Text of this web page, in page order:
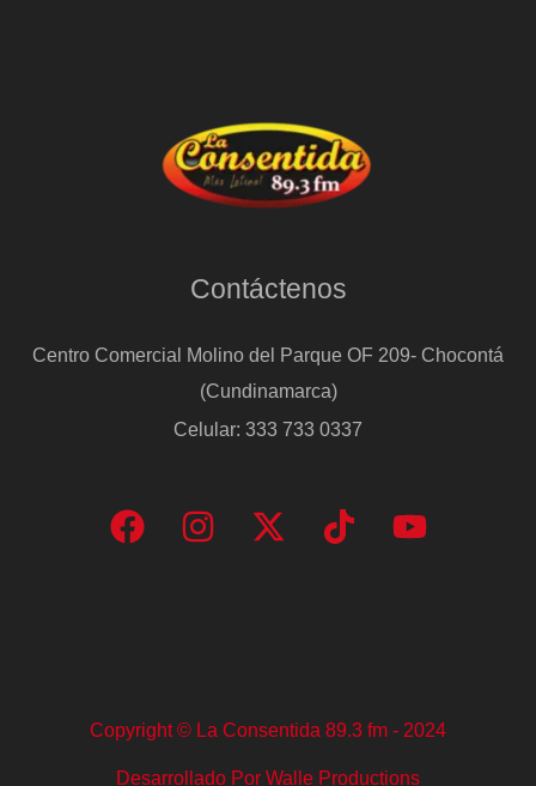
Contáctenos
Centro Comercial Molino del Parque OF 209- Chocontá
(Cundinamarca)
Celular: 333 733 0337
Copyright © La Consentida 89.3 fm - 2024
Desarrollado Por Walle Productions